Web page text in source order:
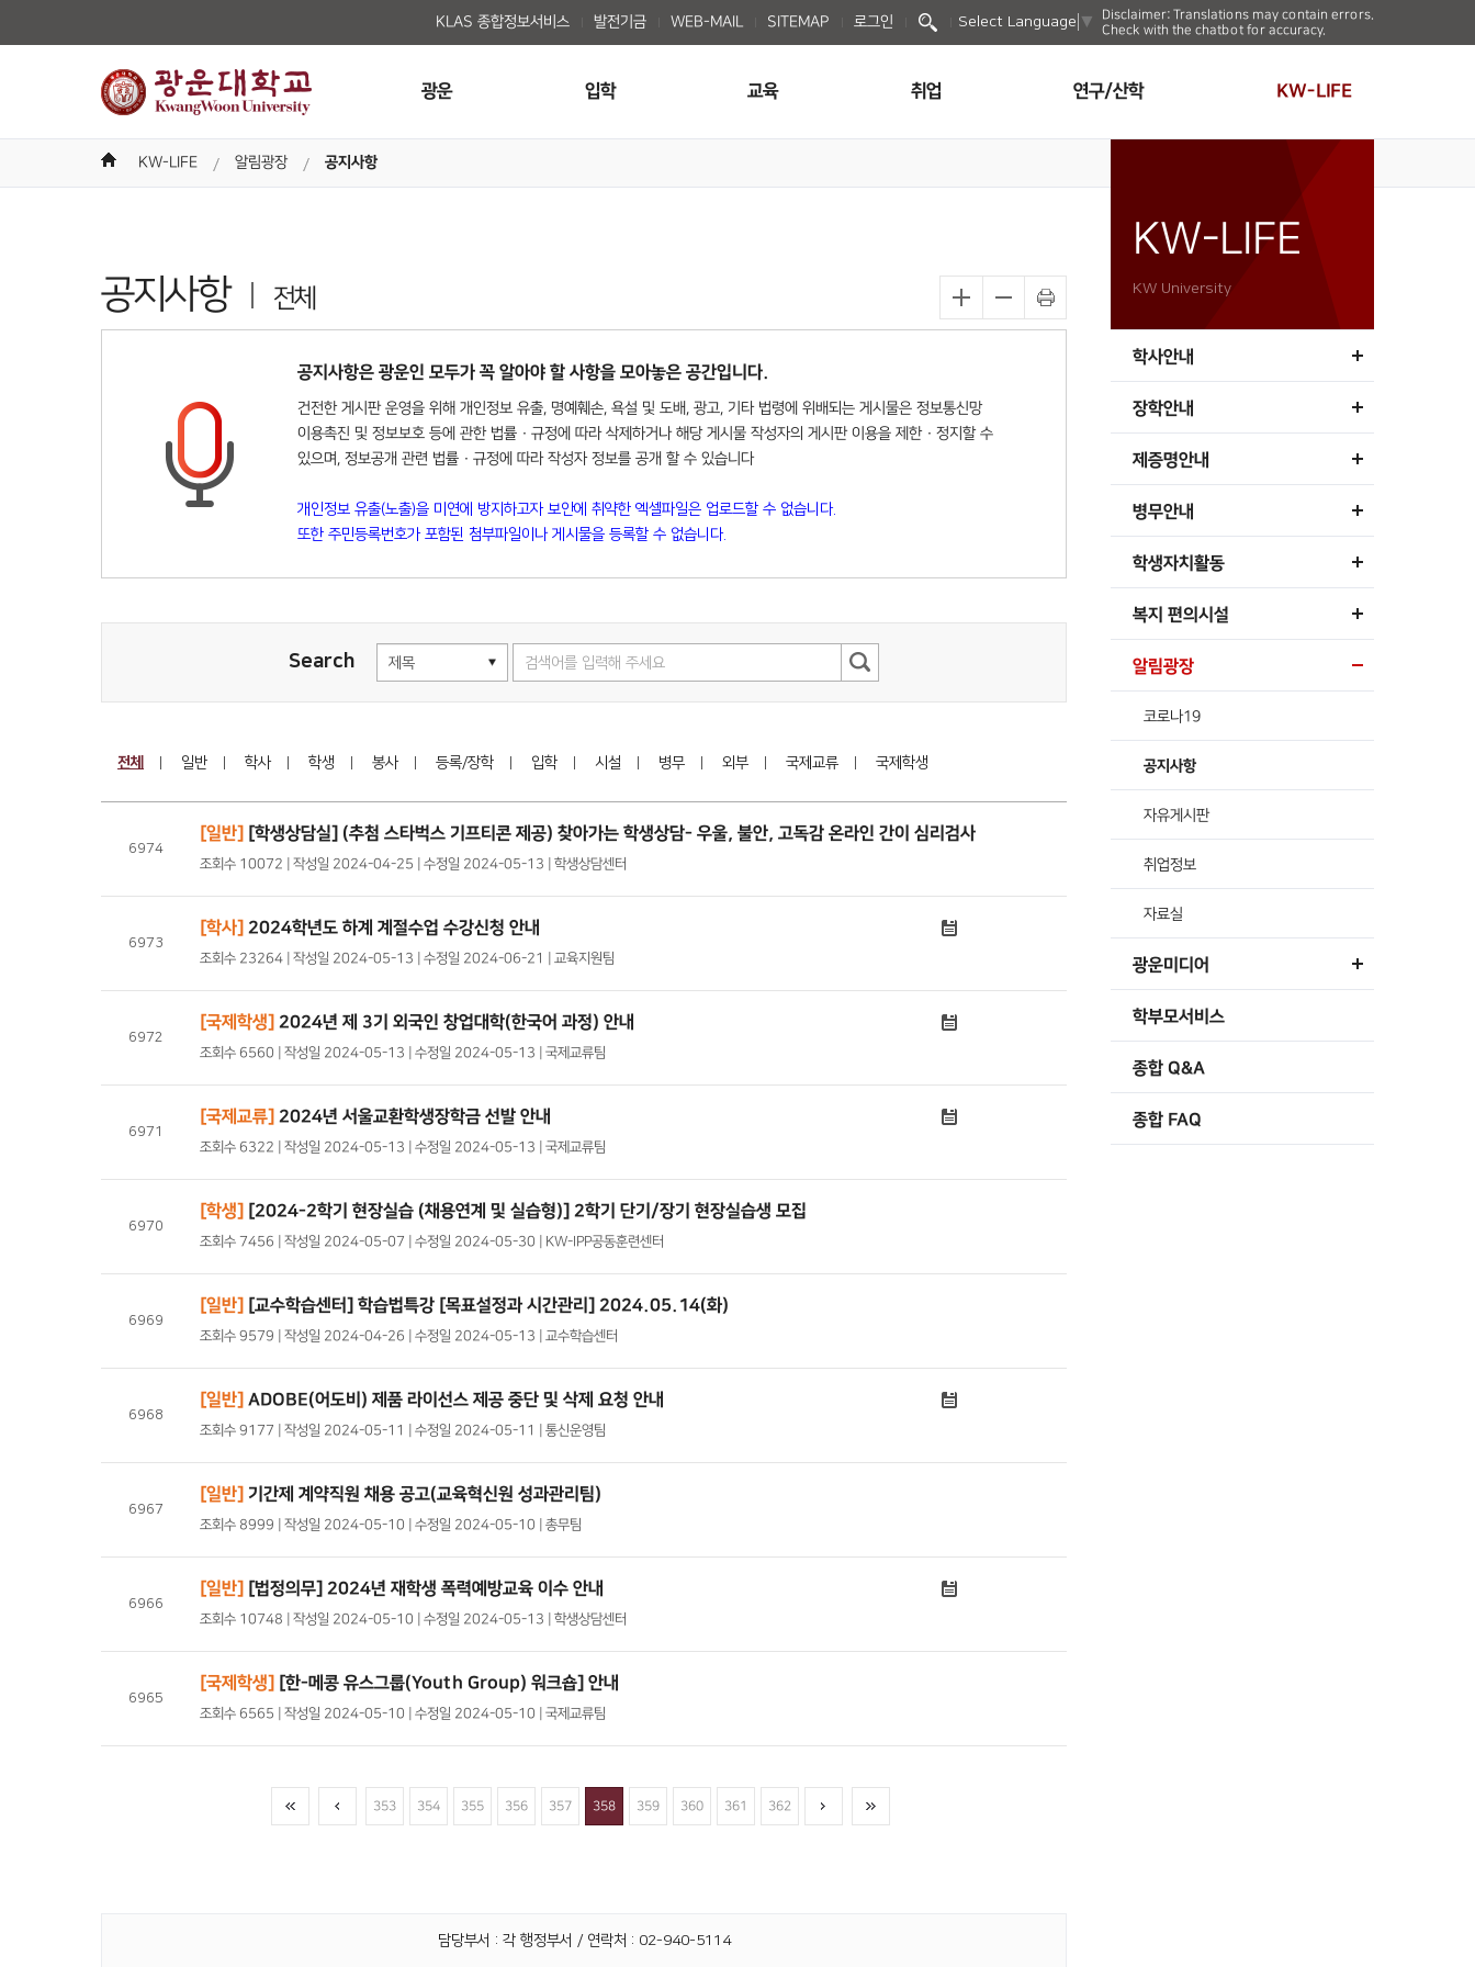
KLAS 종합정보서비스 발전기금 WEB-MAIL SITEMAP 로그인 Select Language ▼
Disclaimer: Translations may contain errors.
Check with the chatbot for accuracy.
광운 입학 교육 취업 연구/산학 KW-LIFE
KW-LIFE 알림광장 공지사항
공지사항 전체
공지사항은 광운인 모두가 꼭 알아야 할 사항을 모아놓은 공간입니다.
건전한 게시판 운영을 위해 개인정보 유출, 명예훼손, 욕설 및 도배, 광고, 기타 법령에 위배되는 게시물은 정보통신망
이용촉진 및 정보보호 등에 관한 법률 · 규정에 따라 삭제하거나 해당 게시물 작성자의 게시판 이용을 제한 · 정지할 수
있으며, 정보공개 관련 법률 · 규정에 따라 작성자 정보를 공개 할 수 있습니다
개인정보 유출(노출)을 미연에 방지하고자 보안에 취약한 엑셀파일은 업로드할 수 없습니다.
또한 주민등록번호가 포함된 첨부파일이나 게시물을 등록할 수 없습니다.
Search
전체 일반 학사 학생 봉사 등록/장학 입학 시설 병무 외부 국제교류 국제학생
6974
[일반] [학생상담실] (추첨 스타벅스 기프티콘 제공) 찾아가는 학생상담- 우울, 불안, 고독감 온라인 간이 심리검사
조회수 10072 | 작성일 2024-04-25 | 수정일 2024-05-13 | 학생상담센터
6973
[학사] 2024학년도 하계 계절수업 수강신청 안내
조회수 23264 | 작성일 2024-05-13 | 수정일 2024-06-21 | 교육지원팀
6972
[국제학생] 2024년 제 3기 외국인 창업대학(한국어 과정) 안내
조회수 6560 | 작성일 2024-05-13 | 수정일 2024-05-13 | 국제교류팀
6971
[국제교류] 2024년 서울교환학생장학금 선발 안내
조회수 6322 | 작성일 2024-05-13 | 수정일 2024-05-13 | 국제교류팀
6970
[학생] [2024-2학기 현장실습 (채용연계 및 실습형)] 2학기 단기/장기 현장실습생 모집
조회수 7456 | 작성일 2024-05-07 | 수정일 2024-05-30 | KW-IPP공동훈련센터
6969
[일반] [교수학습센터] 학습법특강 [목표설정과 시간관리] 2024.05.14(화)
조회수 9579 | 작성일 2024-04-26 | 수정일 2024-05-13 | 교수학습센터
6968
[일반] ADOBE(어도비) 제품 라이선스 제공 중단 및 삭제 요청 안내
조회수 9177 | 작성일 2024-05-11 | 수정일 2024-05-11 | 통신운영팀
6967
[일반] 기간제 계약직원 채용 공고(교육혁신원 성과관리팀)
조회수 8999 | 작성일 2024-05-10 | 수정일 2024-05-10 | 총무팀
6966
[일반] [법정의무] 2024년 재학생 폭력예방교육 이수 안내
조회수 10748 | 작성일 2024-05-10 | 수정일 2024-05-13 | 학생상담센터
6965
[국제학생] [한-메콩 유스그룹(Youth Group) 워크숍] 안내
조회수 6565 | 작성일 2024-05-10 | 수정일 2024-05-10 | 국제교류팀
353 354 355 356 357 358 359 360 361 362
담당부서 : 각 행정부서 / 연락처 : 02-940-5114
KW-LIFE
KW University
학사안내
장학안내
제증명안내
병무안내
학생자치활동
복지 편의시설
알림광장
코로나19
공지사항
자유게시판
취업정보
자료실
광운미디어
학부모서비스
종합 Q&A
종합 FAQ